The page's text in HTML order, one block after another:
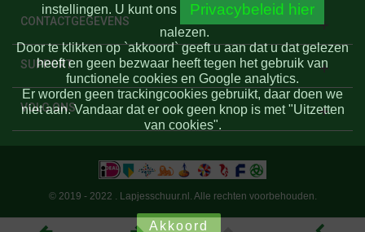
CONTACTGEGEVENS
SUPPORT
VOLG ONS
instellingen. U kunt ons Privacybeleid hier
nalezen.
Door te klikken op `akkoord` geeft u aan dat u dat gelezen
heeft en geen bezwaar heeft tegen het gebruik van
functionele cookies en Google analytics.
Er worden geen trackingcookies gebruikt, daar doen we
niet aan. Vandaar dat er ook geen knop is met "Uitzetten
van cookies".
Akkoord
© 2019 - 2022 . Lapjesschuur.nl. Alle rechten voorbehouden.